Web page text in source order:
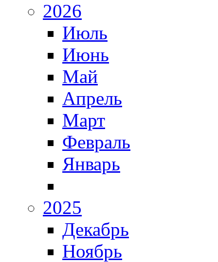
2026
Июль
Июнь
Май
Апрель
Март
Февраль
Январь
2025
Декабрь
Ноябрь